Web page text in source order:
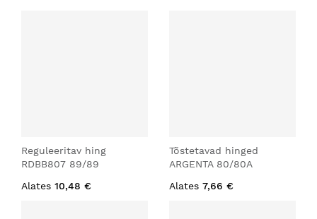
Reguleeritav hing
RDBB807 89/89
Alates 10,48 €
Tõstetavad hinged
ARGENTA 80/80A
Alates 7,66 €